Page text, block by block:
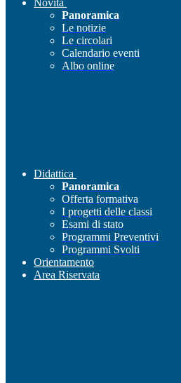
Novità
Panoramica
Le notizie
Le circolari
Calendario eventi
Albo online
Didattica
Panoramica
Offerta formativa
I progetti delle classi
Esami di stato
Programmi Preventivi
Programmi Svolti
Orientamento
Area Riservata